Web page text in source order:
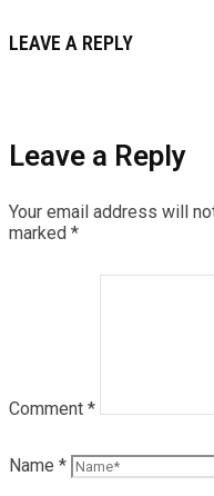
LEAVE A REPLY
Leave a Reply
Your email address will
marked *
Comment *
Name *